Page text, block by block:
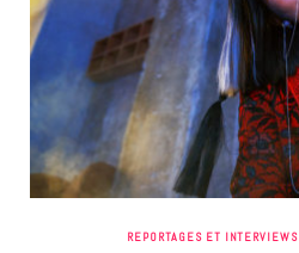
REPORTAGES ET INTERVIEWS